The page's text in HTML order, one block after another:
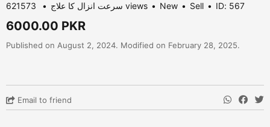
سرعت انزال کا علاج 621573 views New Sell ID: 567
6000.00 PKR
Published on August 2, 2024. Modified on February 28, 2025.
Email to friend